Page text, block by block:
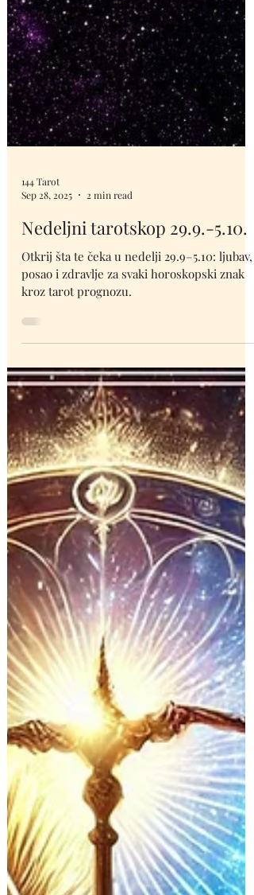
144 Tarot
Sep 28, 2025
2 min read
Nedeljni tarotskop 29.9.-5.10.
Otkrij šta te čeka u nedelji 29.9–5.10: ljubav,
posao i zdravlje za svaki horoskopski znak